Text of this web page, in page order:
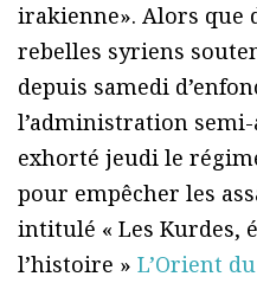
irakienne». Alors que
rebelles syriens
depuis samedi
l’administration
exhorté jeudi le
pour empêcher les
intitulé « Les Kurdes,
l’histoire » L’Orient